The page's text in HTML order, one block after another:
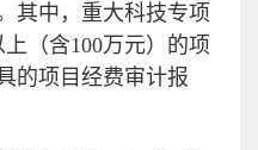
其中，重大科技专项
上（含100万元）的项
的项目经费审计报